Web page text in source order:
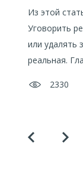
Из этой
Уговорить
или удалять
реальная.
2330
Из этой
Уговорить
или удалять
реальная.
2330